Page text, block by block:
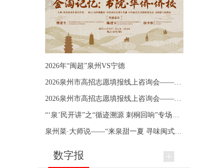
2026年“闽超”泉州VS宁德
数字报